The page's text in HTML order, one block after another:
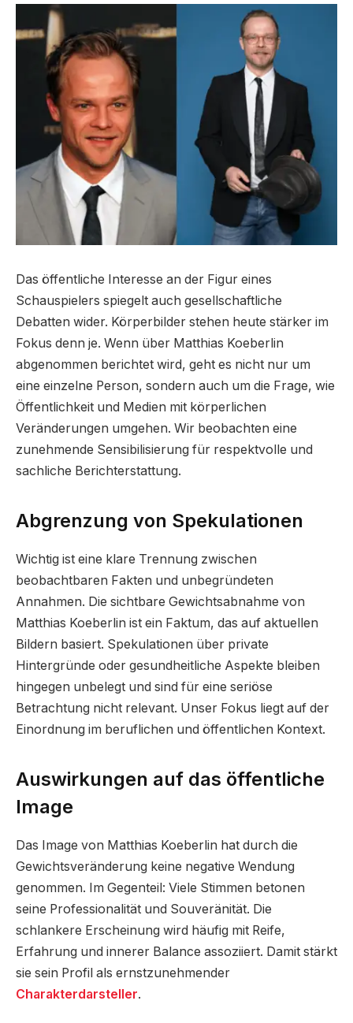
Das öffentliche Interesse an der Figur eines
Schauspielers spiegelt auch gesellschaftliche
Debatten wider. Körperbilder stehen heute stärker im
Fokus denn je. Wenn über Matthias Koeberlin
abgenommen berichtet wird, geht es nicht nur um
eine einzelne Person, sondern auch um die Frage, wie
Öffentlichkeit und Medien mit körperlichen
Veränderungen umgehen. Wir beobachten eine
zunehmende Sensibilisierung für respektvolle und
sachliche Berichterstattung.
Abgrenzung von Spekulationen
Wichtig ist eine klare Trennung zwischen
beobachtbaren Fakten und unbegründeten
Annahmen. Die sichtbare Gewichtsabnahme von
Matthias Koeberlin ist ein Faktum, das auf aktuellen
Bildern basiert. Spekulationen über private
Hintergründe oder gesundheitliche Aspekte bleiben
hingegen unbelegt und sind für eine seriöse
Betrachtung nicht relevant. Unser Fokus liegt auf der
Einordnung im beruflichen und öffentlichen Kontext.
Auswirkungen auf das öffentliche
Image
Das Image von Matthias Koeberlin hat durch die
Gewichtsveränderung keine negative Wendung
genommen. Im Gegenteil: Viele Stimmen betonen
seine Professionalität und Souveränität. Die
schlankere Erscheinung wird häufig mit Reife,
Erfahrung und innerer Balance assoziiert. Damit stärkt
sie sein Profil als ernstzunehmender
Charakterdarsteller.